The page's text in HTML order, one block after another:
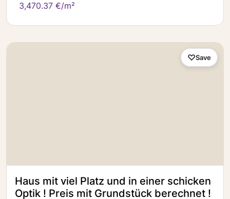
3,470.37 €/m²
Haus mit viel Platz und in einer schicken
Optik ! Preis mit Grundstück berechnet !
Save